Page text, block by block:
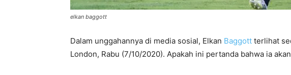
elkan baggott
Dalam unggahannya di media sosial, Elkan Baggott terlihat
London, Rabu (7/10/2020). Apakah ini pertanda bahwa ia